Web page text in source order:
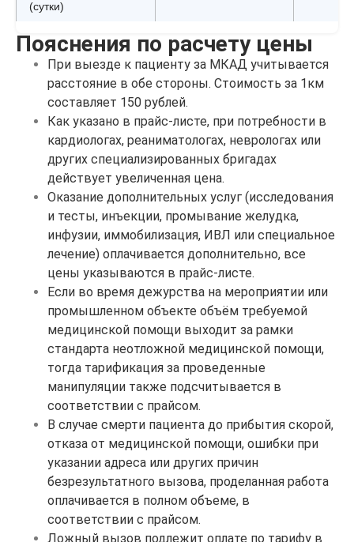
(сутки)
Пояснения по расчету цены
При выезде к пациенту за МКАД учитывается
расстояние в обе стороны. Стоимость за 1км
составляет 150 рублей.
Как указано в прайс-листе, при потребности в
кардиологах, реаниматологах, неврологах или
других специализированных бригадах
действует увеличенная цена.
Оказание дополнительных услуг (исследования
и тесты, инъекции, промывание желудка,
инфузии, иммобилизация, ИВЛ или специальное
лечение) оплачивается дополнительно, все
цены указываются в прайс-листе.
Если во время дежурства на мероприятии или
промышленном объекте объём требуемой
медицинской помощи выходит за рамки
стандарта неотложной медицинской помощи,
тогда тарификация за проведенные
манипуляции также подсчитывается в
соответствии с прайсом.
В случае смерти пациента до прибытия скорой,
отказа от медицинской помощи, ошибки при
указании адреса или других причин
безрезультатного вызова, проделанная работа
оплачивается в полном объеме, в
соответствии с прайсом.
Ложный вызов подлежит оплате по тарифу в